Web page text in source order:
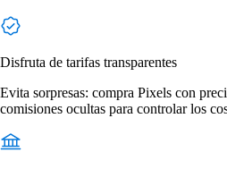
Disfruta de tarifas transparentes
Evita sorpresas: compra Pixels con
comisiones ocultas para controlar los